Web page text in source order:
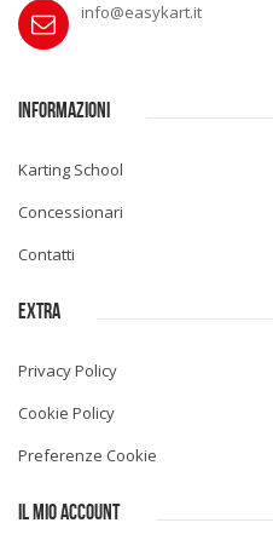
info@easykart.it
INFORMAZIONI
Karting School
Concessionari
Contatti
EXTRA
Privacy Policy
Cookie Policy
Preferenze Cookie
IL MIO ACCOUNT